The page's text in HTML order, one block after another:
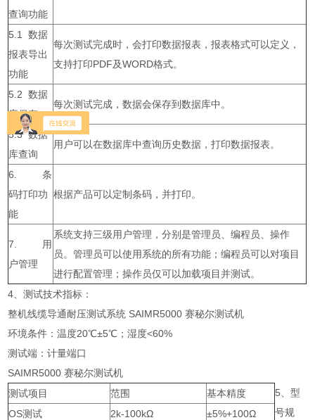
查询功能
5.1 数据
报表导出
功能
每次测试完成时，会打印数据报表，报表格式可以定义，
支持打印PDF及WORD格式。
5.2 数据
库保存
每次测试完成，数据会保存到数据库中。
5.3 数据
库查询
用户可以在数据库中查询历史数据，打印数据报表。
6. 条
码打印功
能
根据产品可以定制条码，并打印。
7. 用
户管理
系统支持三级用户管理，分别是管理员、编程员、操作
员。管理员可以使用系统的所有功能；编程员可以对项目
进行配置管理；操作员仅可以加载项目并测试。
4、测试技术指标：
整机线缆导通耐压测试系统 SAIMR5000 赛秘尔测试机
环境条件：温度20℃±5℃；湿度<60%
测试端：计量端口
SAIMR5000 赛秘尔测试机
测试项目
范围
基本精度
OS测试
2k-100kΩ
±5%+100Ω
5、型
号规